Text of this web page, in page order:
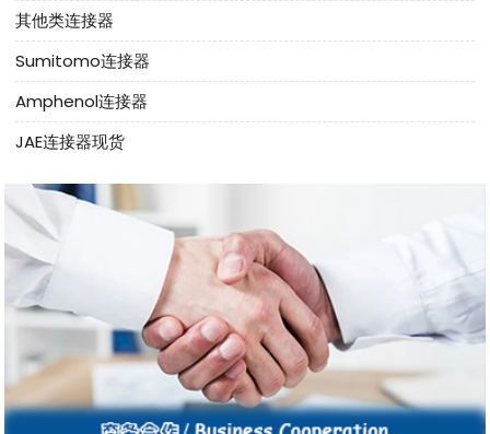
其他类连接器
Sumitomo连接器
Amphenol连接器
JAE连接器现货